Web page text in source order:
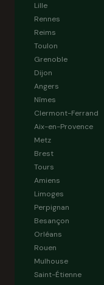
Lille
Rennes
Reims
Toulon
Grenoble
Dijon
Angers
Nîmes
Clermont-Ferrand
Aix-en-Provence
Metz
Brest
Tours
Amiens
Limoges
Perpignan
Besançon
Orléans
Rouen
Mulhouse
Saint-Étienne